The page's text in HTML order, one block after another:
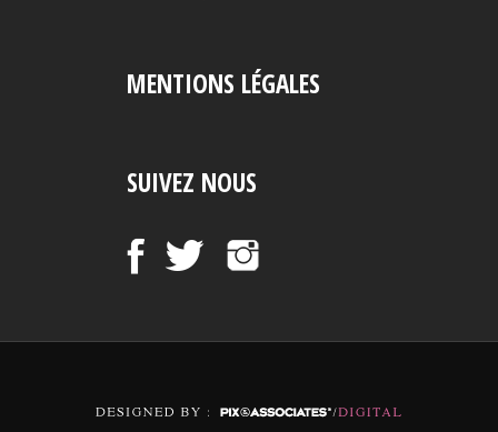
MENTIONS LÉGALES
SUIVEZ NOUS